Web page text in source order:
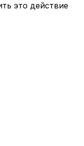
это действие